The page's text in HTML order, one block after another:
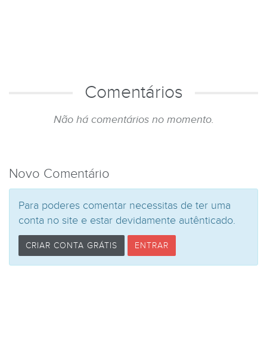
Comentários
Não há comentários no momento.
Novo Comentário
Para poderes comentar necessitas de ter uma
conta no site e estar devidamente autênticado.
CRIAR CONTA GRÁTIS ENTRAR